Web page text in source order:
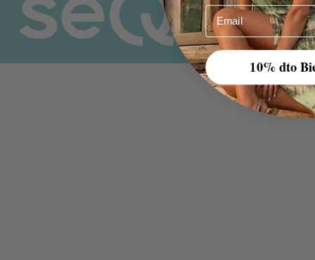
Email
10% dto